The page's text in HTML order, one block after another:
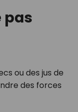
pas
ou des jus de
des forces